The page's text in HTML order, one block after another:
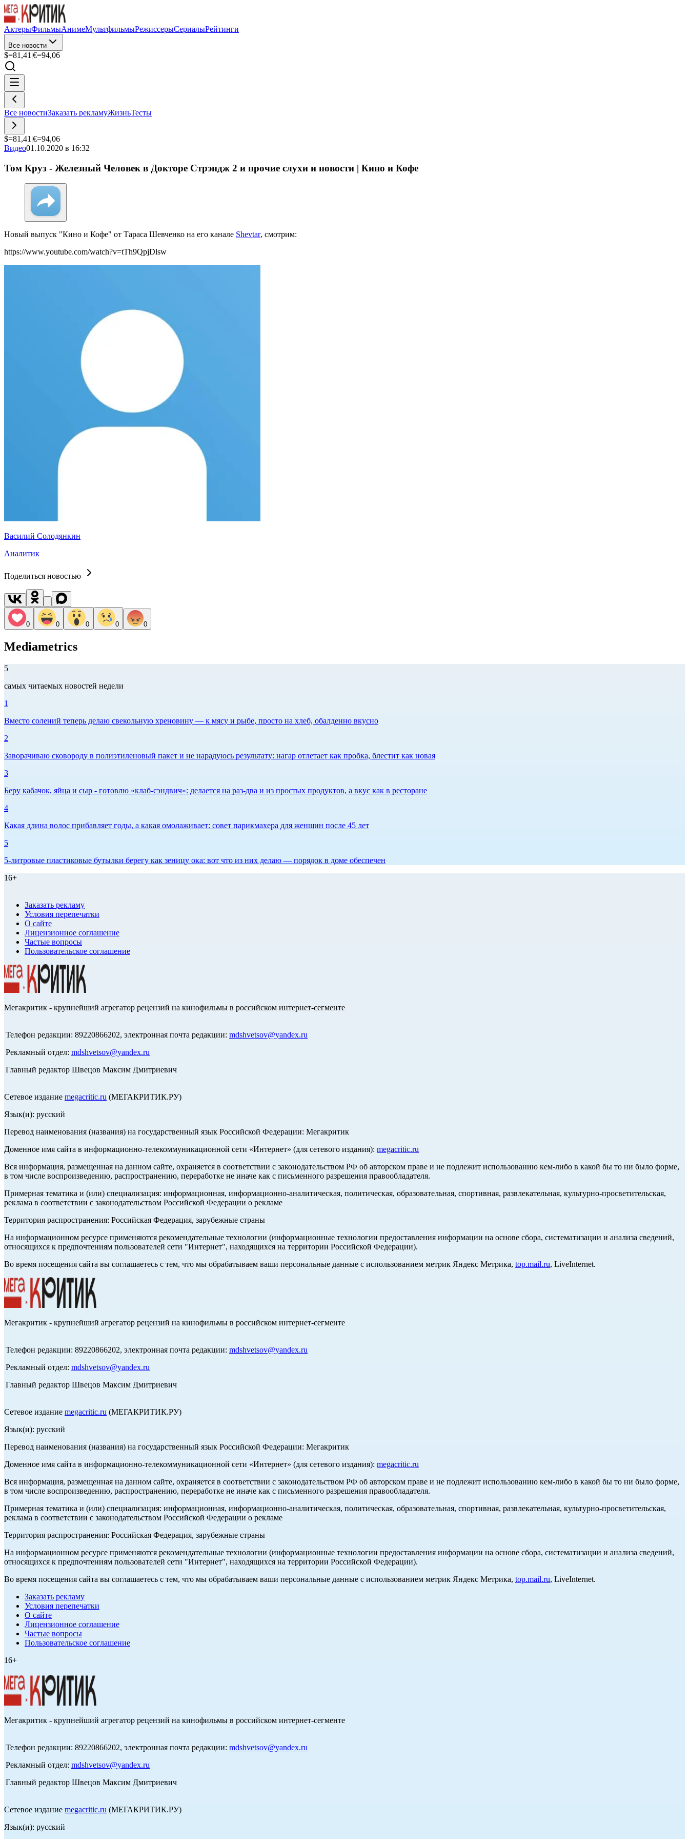
АктерыФильмыАнимеМультфильмыРежиссерыСериалыРейтинги
Все новости
$=81,41 |€=94,06
Все новостиЗаказать рекламуЖизньТесты
$=81,41 |€=94,06
Видео01.10.2020 в 16:32
Том Круз - Железный Человек в Докторе Стрэндж 2 и прочие слухи и новости | Кино и Кофе
Новый выпуск "Кино и Кофе" от Тараса Шевченко на его канале Shevtar, смотрим:
https://www.youtube.com/watch?v=tTh9QpjDlsw
Василий Солодянкин
Аналитик
Поделиться новостью
0 0 0 0 0
Mediametrics
5
самых читаемых новостей недели
1
Вместо солений теперь делаю свекольную хреновину — к мясу и рыбе, просто на хлеб, обалденно вкусно
2
Заворачиваю сковороду в полиэтиленовый пакет и не нарадуюсь результату: нагар отлетает как пробка, блестит как новая
3
Беру кабачок, яйца и сыр - готовлю «клаб-сэндвич»: делается на раз-два и из простых продуктов, а вкус как в ресторане
4
Какая длина волос прибавляет годы, а какая омолаживает: совет парикмахера для женщин после 45 лет
5
5-литровые пластиковые бутылки берегу как зеницу ока: вот что из них делаю — порядок в доме обеспечен
16+
Заказать рекламу
Условия перепечатки
О сайте
Лицензионное соглашение
Частые вопросы
Пользовательское соглашение
Мегакритик - крупнейший агрегатор рецензий на кинофильмы в российском интернет-сегменте
Телефон редакции: 89220866202, электронная почта редакции: mdshvetsov@yandex.ru
Рекламный отдел: mdshvetsov@yandex.ru
Главный редактор Швецов Максим Дмитриевич
Сетевое издание megacritic.ru (МЕГАКРИТИК.РУ)
Язык(и): русский
Перевод наименования (названия) на государственный язык Российской Федерации: Мегакритик
Доменное имя сайта в информационно-телекоммуникационной сети «Интернет» (для сетевого издания): megacritic.ru
Вся информация, размещенная на данном сайте, охраняется в соответствии с законодательством РФ об авторском праве и не подлежит использованию кем-либо в какой бы то ни было форме,
в том числе воспроизведению, распространению, переработке не иначе как с письменного разрешения правообладателя.
Примерная тематика и (или) специализация: информационная, информационно-аналитическая, политическая, образовательная, спортивная, развлекательная, культурно-просветительская,
реклама в соответствии с законодательством Российской Федерации о рекламе
Территория распространения: Российская Федерация, зарубежные страны
На информационном ресурсе применяются рекомендательные технологии (информационные технологии предоставления информации на основе сбора, систематизации и анализа сведений,
относящихся к предпочтениям пользователей сети "Интернет", находящихся на территории Российской Федерации).
Во время посещения сайта вы соглашаетесь с тем, что мы обрабатываем ваши персональные данные с использованием метрик Яндекс Метрика, top.mail.ru, LiveInternet.
Мегакритик - крупнейший агрегатор рецензий на кинофильмы в российском интернет-сегменте
Телефон редакции: 89220866202, электронная почта редакции: mdshvetsov@yandex.ru
Рекламный отдел: mdshvetsov@yandex.ru
Главный редактор Швецов Максим Дмитриевич
Сетевое издание megacritic.ru (МЕГАКРИТИК.РУ)
Язык(и): русский
Перевод наименования (названия) на государственный язык Российской Федерации: Мегакритик
Доменное имя сайта в информационно-телекоммуникационной сети «Интернет» (для сетевого издания): megacritic.ru
Вся информация, размещенная на данном сайте, охраняется в соответствии с законодательством РФ об авторском праве и не подлежит использованию кем-либо в какой бы то ни было форме,
в том числе воспроизведению, распространению, переработке не иначе как с письменного разрешения правообладателя.
Примерная тематика и (или) специализация: информационная, информационно-аналитическая, политическая, образовательная, спортивная, развлекательная, культурно-просветительская,
реклама в соответствии с законодательством Российской Федерации о рекламе
Территория распространения: Российская Федерация, зарубежные страны
На информационном ресурсе применяются рекомендательные технологии (информационные технологии предоставления информации на основе сбора, систематизации и анализа сведений,
относящихся к предпочтениям пользователей сети "Интернет", находящихся на территории Российской Федерации).
Во время посещения сайта вы соглашаетесь с тем, что мы обрабатываем ваши персональные данные с использованием метрик Яндекс Метрика, top.mail.ru, LiveInternet.
Заказать рекламу
Условия перепечатки
О сайте
Лицензионное соглашение
Частые вопросы
Пользовательское соглашение
16+
Мегакритик - крупнейший агрегатор рецензий на кинофильмы в российском интернет-сегменте
Телефон редакции: 89220866202, электронная почта редакции: mdshvetsov@yandex.ru
Рекламный отдел: mdshvetsov@yandex.ru
Главный редактор Швецов Максим Дмитриевич
Сетевое издание megacritic.ru (МЕГАКРИТИК.РУ)
Язык(и): русский